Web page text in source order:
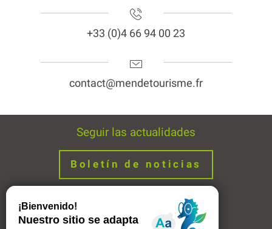
+33 (0)4 66 94 00 23
contact@mendetourisme.fr
Seguir las actualidades
Boletín de noticias
Avisos legales Enlaces